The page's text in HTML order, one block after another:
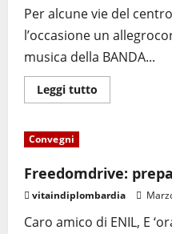
Per alcune vie del
l’occasione un
musica della BANDA...
Leggi tutto
Convegni
Freedomdrive:
vitaindiplombardia
Caro amico di ENIL, E